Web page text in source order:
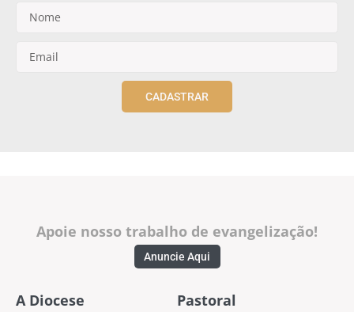
CADASTRAR
Apoie nosso trabalho de evangelização!
Anuncie Aqui
A Diocese Pastoral